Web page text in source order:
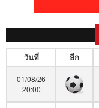
วันที่ ลีก
01/08/26
20:00